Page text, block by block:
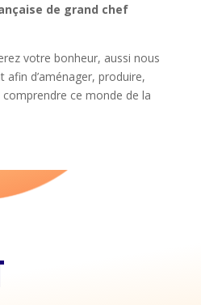
de grand chef
votre bonheur, aussi nous
d’aménager, produire,
ce monde de la